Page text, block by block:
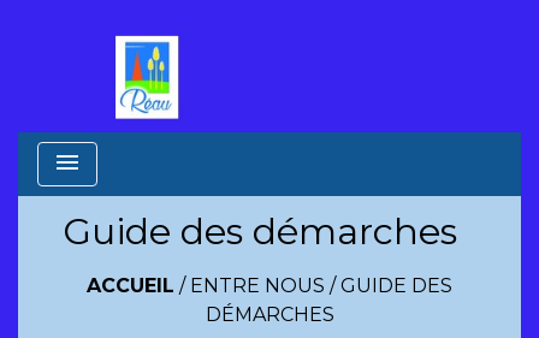
menu
Guide des démarches
ACCUEIL / ENTRE NOUS /GUIDE DES
DÉMARCHES